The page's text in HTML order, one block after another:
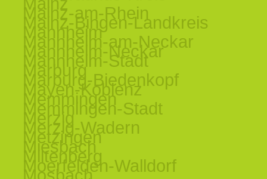
Mainz-am-Rhein
Mainz-Bingen-Landkreis
Mannheim
Mannheim-am-Neckar
Mannheim-Neckar
Mannheim-Stadt
Marburg
Marburg-Biedenkopf
Mayen-Koblenz
Memmingen
Memmingen-Stadt
Merzig
Merzig-Wadern
Metzingen
Miesbach
Miltenberg
Moerfelden-Walldorf